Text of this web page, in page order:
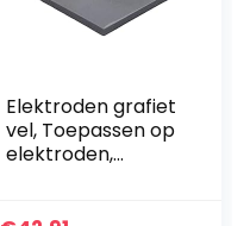
Elektroden grafiet
vel, Toepassen op
elektroden,